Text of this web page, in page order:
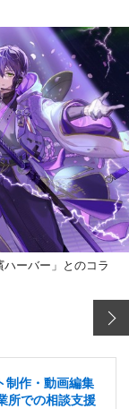
ーバー」とのコラ
制作・動画編集
所での相談支援